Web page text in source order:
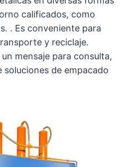
calificados, como
. Es conveniente para
y reciclaje.
mensaje para consulta,
soluciones de empacado